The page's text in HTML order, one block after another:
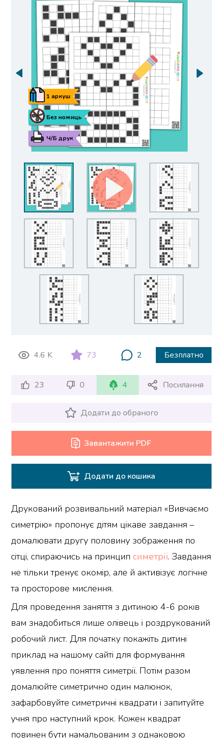
Ч/Б друк
Без ножиць
1 аркуш
4.6 K 73 2 Безплатно
23 0 4 Посилання
Додати до обраного
Завантажити PDF
Додати до кошика
Друкований розвивальний матеріал «Вивчаємо
симетрію» пропонує дітям цікаве завдання –
домалювати другу половину зображення по
сітці, спираючись на принципсиметрії. Завдання
не тільки тренує окомір, але й активізує логічне
та просторове мислення.
Для проведення заняття з дитиною 4-6 років
вам знадобиться лише олівець і роздрукований
робочий лист. Для початку покажіть дитині
приклад на нашому сайті для формування
уявлення про поняття симетрії. Потім разом
домалюйте симетрично один малюнок,
зафарбовуйте симетричні квадрати і запитуйте
учня про наступний крок. Кожен квадрат
повинен бути намальованим з однаковою